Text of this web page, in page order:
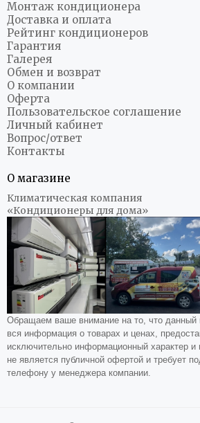
Монтаж кондиционера
Доставка и оплата
Рейтинг кондиционеров
Гарантия
Галерея
Обмен и возврат
О компании
Оферта
Пользовательское соглашение
Личный кабинет
Вопрос/ответ
Контакты
О магазине
Климатическая компания
«Кондиционеры для дома»
Обращаем ваше внимание на то, что данный
вся информация о товарах и ценах,
исключительно информационный характер и
не является публичной офертой и требует
телефону у менеджера компании.